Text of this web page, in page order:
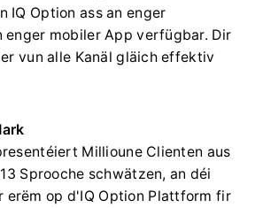
IQ Option ass an enger
enger mobiler App verfügbar. Dir
vun alle Kanäl gläich effektiv
Millioune Clienten aus
Sprooche schwätzen, an déi
erëm op d'IQ Option Plattform fir